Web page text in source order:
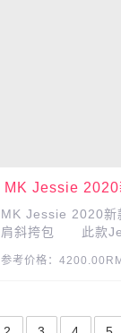
MK Jessie
花单肩
MK Jessie 2020新
肩斜挎包 此款
双色品牌Logo印花
参考价格：